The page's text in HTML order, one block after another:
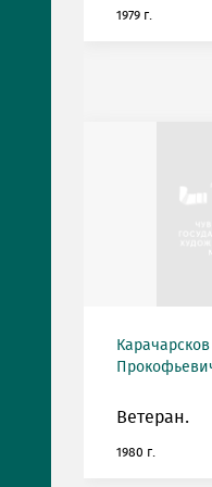
1979 г.
Ветеран.
1980 г.